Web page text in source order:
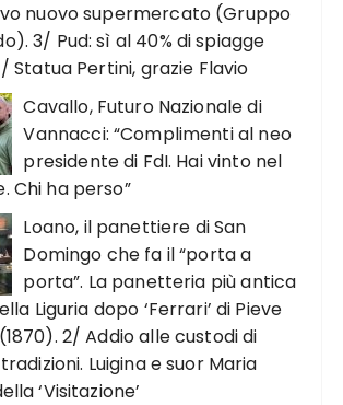
nuovo supermercato (Gruppo
3/ Pud: sì al 40% di spiagge
Statua Pertini, grazie Flavio
Cavallo, Futuro Nazionale di
Vannacci: “Complimenti al neo
presidente di FdI. Hai vinto nel
Chi ha perso”
Loano, il panettiere di San
Domingo che fa il “porta a
porta”. La panetteria più antica
Liguria dopo ‘Ferrari’ di Pieve
2/ Addio alle custodi di
Luigina e suor Maria
‘Visitazione’